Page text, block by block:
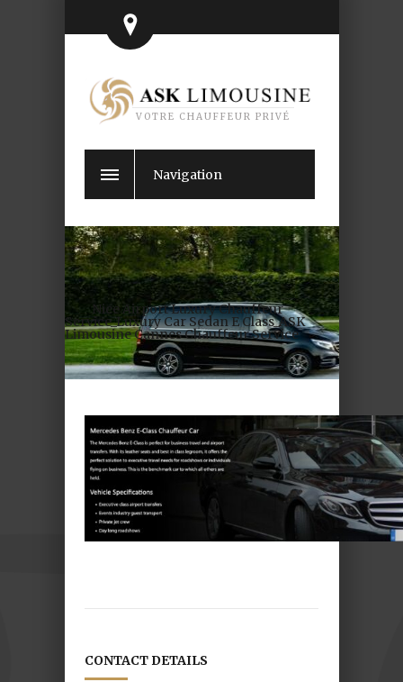
VOTRE CHAUFFEUR PRIVÉ
Navigation
Nice Airport Luxury Chauffeur
Service_Luxury Car Sedan E Class_ASK
Limousine Cannes Chauffeur Service
CONTACT DETAILS